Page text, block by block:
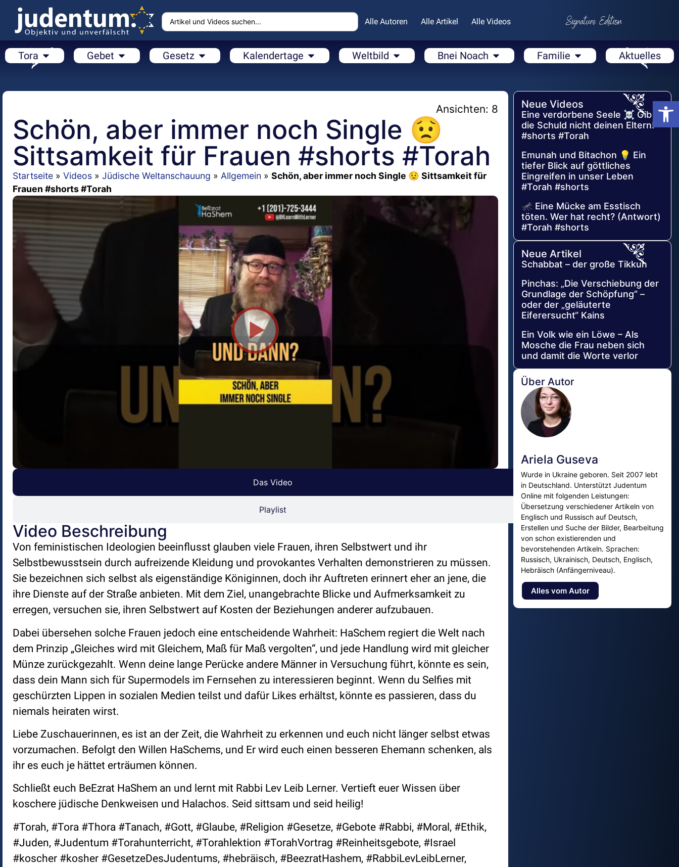
Alle Autoren Alle Artikel Alle Videos
Tora Gebet Gesetz Kalendertage Weltbild Bnei Noach Familie Aktuelles
Ansichten: 8
Schön, aber immer noch Single 😟
Sittsamkeit für Frauen #shorts #Torah
Startseite » Videos » Jüdische Weltanschauung » Allgemein » Schön, aber immer noch Single 😟 Sittsamkeit für
Frauen #shorts #Torah
Das Video
Playlist
Video Beschreibung
Von feministischen Ideologien beeinflusst glauben viele Frauen, ihren Selbstwert und ihr
Selbstbewusstsein durch aufreizende Kleidung und provokantes Verhalten demonstrieren zu müssen.
Sie bezeichnen sich selbst als eigenständige Königinnen, doch ihr Auftreten erinnert eher an jene, die
ihre Dienste auf der Straße anbieten. Mit dem Ziel, unangebrachte Blicke und Aufmerksamkeit zu
erregen, versuchen sie, ihren Selbstwert auf Kosten der Beziehungen anderer aufzubauen.
Dabei übersehen solche Frauen jedoch eine entscheidende Wahrheit: HaSchem regiert die Welt nach
dem Prinzip „Gleiches wird mit Gleichem, Maß für Maß vergolten“, und jede Handlung wird mit gleicher
Münze zurückgezahlt. Wenn deine lange Perücke andere Männer in Versuchung führt, könnte es sein,
dass dein Mann sich für Supermodels im Fernsehen zu interessieren beginnt. Wenn du Selfies mit
geschürzten Lippen in sozialen Medien teilst und dafür Likes erhältst, könnte es passieren, dass du
niemals heiraten wirst.
Liebe Zuschauerinnen, es ist an der Zeit, die Wahrheit zu erkennen und euch nicht länger selbst etwas
vorzumachen. Befolgt den Willen HaSchems, und Er wird euch einen besseren Ehemann schenken, als
ihr es euch je hättet erträumen können.
Schließt euch BeEzrat HaShem an und lernt mit Rabbi Lev Leib Lerner. Vertieft euer Wissen über
koschere jüdische Denkweisen und Halachos. Seid sittsam und seid heilig!
#Torah, #Tora #Thora #Tanach, #Gott, #Glaube, #Religion #Gesetze, #Gebote #Rabbi, #Moral, #Ethik,
#Juden, #Judentum #Torahunterricht, #Torahlektion #TorahVortrag #Reinheitsgebote, #Israel
#koscher #kosher #GesetzeDesJudentums, #hebräisch, #BeezratHashem, #RabbiLevLeibLerner,
Neue Videos
Eine verdorbene Seele ☠️ Gib
die Schuld nicht deinen Eltern!
#shorts #Torah
Emunah und Bitachon 💡 Ein
tiefer Blick auf göttliches
Eingreifen in unser Leben
#Torah #shorts
🦟 Eine Mücke am Esstisch
töten. Wer hat recht? (Antwort)
#Torah #shorts
Neue Artikel
Schabbat – der große Tikkun
Pinchas: „Die Verschiebung der
Grundlage der Schöpfung“ –
oder der „geläuterte
Eiferersucht“ Kains
Ein Volk wie ein Löwe – Als
Mosche die Frau neben sich
und damit die Worte verlor
Über Autor
Ariela Guseva
Wurde in Ukraine geboren. Seit 2007 lebt
in Deutschland. Unterstützt Judentum
Online mit folgenden Leistungen:
Übersetzung verschiedener Artikeln von
Englisch und Russisch auf Deutsch,
Erstellen und Suche der Bilder, Bearbeitung
von schon existierenden und
bevorstehenden Artikeln. Sprachen:
Russisch, Ukrainisch, Deutsch, Englisch,
Hebräisch (Anfängerniveau).
Alles vom Autor